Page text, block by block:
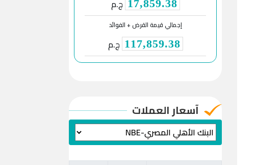
17,859.38 ج.م
إجمالي قيمة القرض + الفوائد
117,859.38 ج.م
آسعار العملات